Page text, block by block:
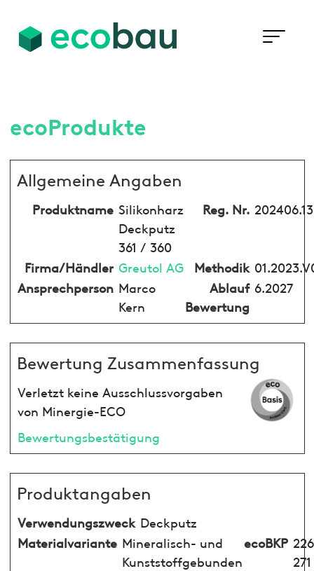
ecoProdukte
Allgemeine Angaben
Produktname Silikonharz
Deckputz
361 / 360
Reg. Nr.
Firma/Händler Greutol AG Methodik
Ansprechperson Marco
Kern
Ablauf
Bewertung
6.2027
Bewertung Zusammenfassung
Verletzt keine Ausschlussvorgaben
von Minergie-ECO
Bewertungsbestätigung
Produktangaben
Verwendungszweck Deckputz
Materialvariante Mineralisch- und
Kunststoffgebunden
ecoBKP
271